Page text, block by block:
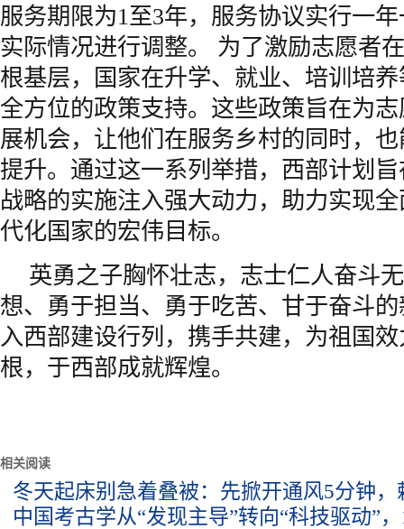
服务期限为1至3年，服务协议实行一
实际情况进行调整。 为了激励志愿者
根基层，国家在升学、就业、培训培
全方位的政策支持。这些政策旨在为
展机会，让他们在服务乡村的同时，
提升。通过这一系列举措，西部计划
战略的实施注入强大动力，助力实现
代化国家的宏伟目标。
英勇之子胸怀壮志，志士仁人奋斗
想、勇于担当、勇于吃苦、甘于奋斗
入西部建设行列，携手共建，为祖国
根，于西部成就辉煌。
相关阅读
冬天起床别急着叠被：先掀开通风5分钟
中国考古学从“发现主导”转向“科技驱动”